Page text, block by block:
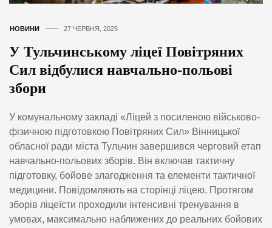
НОВИНИ 27 ЧЕРВНЯ, 2025
У Тульчинському ліцеї Повітряних
Сил відбулися навчально-польові
збори
У комунальному закладі «Ліцей з посиленою військово-
фізичною підготовкою Повітряних Сил» Вінницької
обласної ради міста Тульчин завершився черговий етап
навчально-польових зборів. Він включав тактичну
підготовку, бойове злагодження та елементи тактичної
медицини. Повідомляють на сторінці ліцею. Протягом
зборів ліцеїсти проходили інтенсивні тренування в
умовах, максимально наближених до реальних бойових